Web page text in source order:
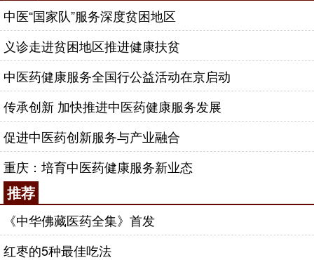
中医“国家队”服务深度贫困地区
义诊走进贫困地区推进健康扶贫
中医药健康服务全国行公益活动在京启动
传承创新 加快推进中医药健康服务发展
促进中医药创新服务与产业融合
重庆：培育中医药健康服务新业态
推荐
《中华佛藏医药全集》首发
红枣的5种最佳吃法